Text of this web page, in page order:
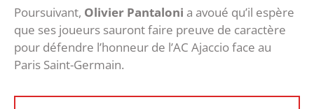
Poursuivant, Olivier Pantaloni a avoué qu’il espère
que ses joueurs sauront faire preuve de caractère
pour défendre l’honneur de l’AC Ajaccio face au
Paris Saint-Germain.